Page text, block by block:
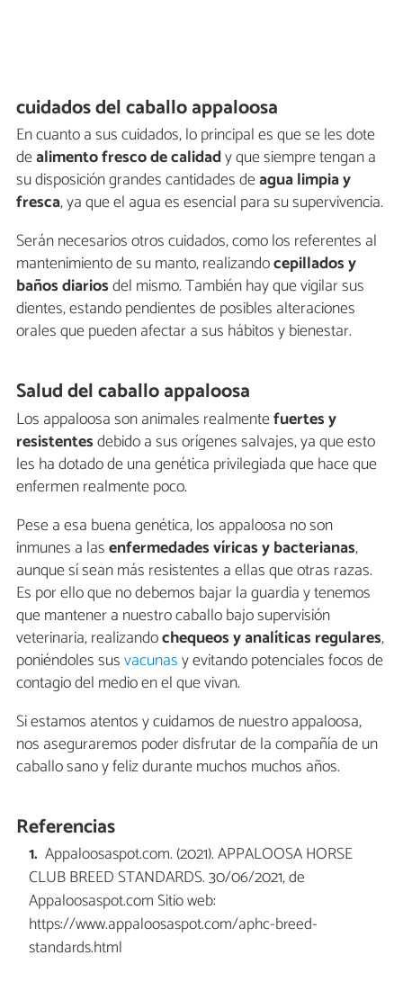
cuidados del caballo appaloosa
En cuanto a sus cuidados, lo principal es que se les dote
dealimento fresco de calidady que siempre tengan a
su disposición grandes cantidades deagua limpia y
fresca, ya que el agua es esencial para su supervivencia.
Serán necesarios otros cuidados, como los referentes al
mantenimiento de su manto, realizandocepillados y
baños diariosdel mismo. También hay que vigilar sus
dientes, estando pendientes de posibles alteraciones
orales que pueden afectar a sus hábitos y bienestar.
Salud del caballo appaloosa
Los appaloosa son animales realmentefuertes y
resistentesdebido a sus orígenes salvajes, ya que esto
les ha dotado de una genética privilegiada que hace que
enfermen realmente poco.
Pese a esa buena genética, los appaloosa no son
inmunes a lasenfermedades víricas y bacterianas,
aunque sí sean más resistentes a ellas que otras razas.
Es por ello que no debemos bajar la guardia y tenemos
que mantener a nuestro caballo bajo supervisión
veterinaria, realizandochequeos y analíticas regulares,
poniéndoles susvacunasy evitando potenciales focos de
contagio del medio en el que vivan.
Si estamos atentos y cuidamos de nuestro appaloosa,
nos aseguraremos poder disfrutar de la compañía de un
caballo sano y feliz durante muchos muchos años.
Referencias
Appaloosaspot.com. (2021). APPALOOSA HORSE
CLUB BREED STANDARDS. 30/06/2021, de
Appaloosaspot.com Sitio web:
https://www.appaloosaspot.com/aphc-breed-
standards.html